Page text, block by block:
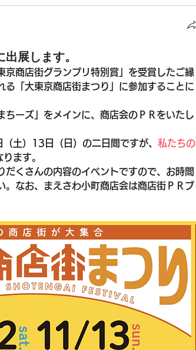
展します。
京商店街グランプリ特別賞」を受賞したご縁
る「大東京商店街まつり」に参加することに
ちーズ」をメインに、商店会のＰＲをいたし
土）13日（日）の二日間ですが、 私たちの
ります。
だくさんの内容のイベントですので、お時間
。なお、まえさわ小町商店会は商店街ＰＲブ